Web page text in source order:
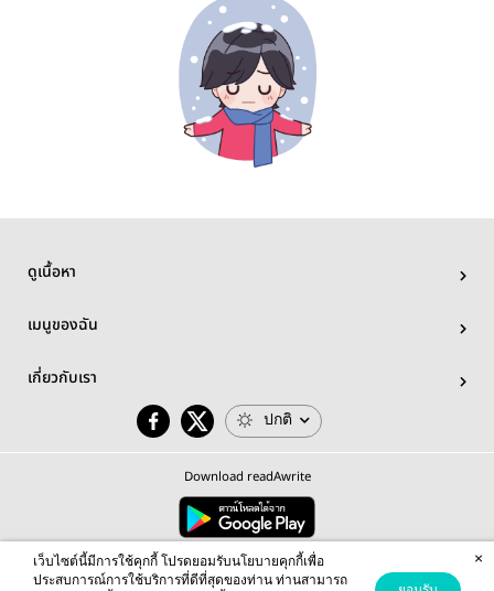
ดูเนื้อหา
เมนูของฉัน
เกี่ยวกับเรา
ปกติ
Download readAwrite
© 2026 readAwrite.com by MEB Corporation Public Company Limited
This site is protected by reCAPTCHA and the Google Privacy Policy Terms of Serviceapply.
เว็บไซต์นี้มีการใช้คุกกี้ โปรดยอมรับนโยบายคุกกี้เพื่อ
ประสบการณ์การใช้บริการที่ดีที่สุดของท่าน ท่านสามารถ
×